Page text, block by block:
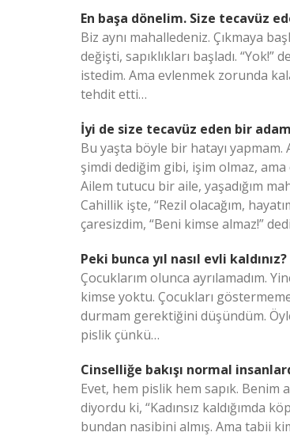
En başa dönelim. Size tecavüz
Biz aynı mahalledeniz. Çıkmaya
değişti, sapıklıkları başladı.
istedim. Ama evlenmek zorunda
tehdit etti…
İyi de size tecavüz eden bir
Bu yaşta böyle bir hatayı
şimdi dediğim gibi, işim olmaz,
Ailem tutucu bir aile, yaşadığım
Cahillik işte, “Rezil olacağım,
çaresizdim, “Beni kimse almaz!”
Peki bunca yıl nasıl evli kaldınız?
Çocuklarım olunca ayrılamadım.
kimse yoktu. Çocukları
durmam gerektiğini düşündüm.
pislik çünkü…
Cinselliğe bakışı normal
Evet, hem pislik hem sapık.
diyordu ki, “Kadınsız kaldığımda
bundan nasibini almış. Ama tabii